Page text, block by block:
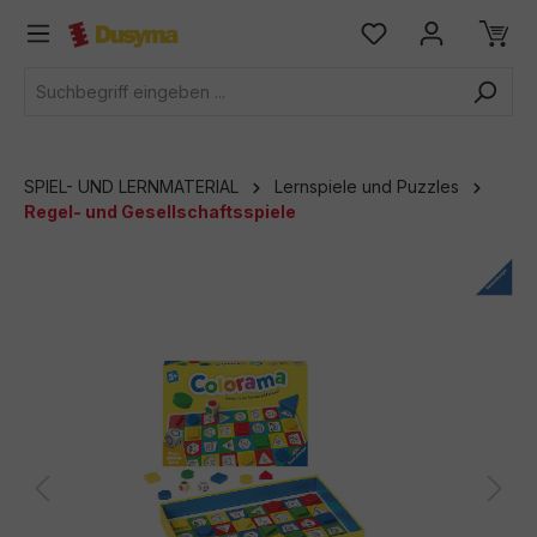
springen
SPIEL- UND LERNMATERIAL
Lernspiele und Puzzles
Regel- und Gesellschaftsspiele
Bildergalerie überspringen